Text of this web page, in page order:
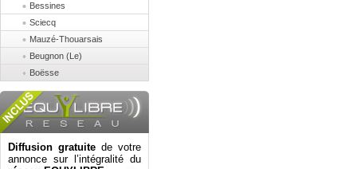
Bessines
Sciecq
Mauzé-Thouarsais
Beugnon (Le)
Boësse
Diffusion gratuite de votre
annonce sur l’intégralité du